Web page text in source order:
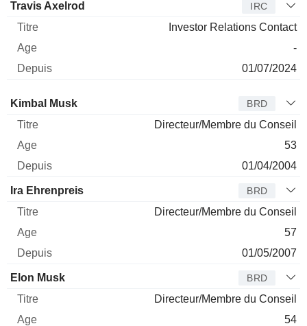
Travis Axelrod IRC
Investor Relations Contact
-
01/07/2024
Administrateur
Kimbal Musk BRD
Directeur/Membre du Conseil
53
01/04/2004
Ira Ehrenpreis BRD
Directeur/Membre du Conseil
57
01/05/2007
Elon Musk BRD
Directeur/Membre du Conseil
54